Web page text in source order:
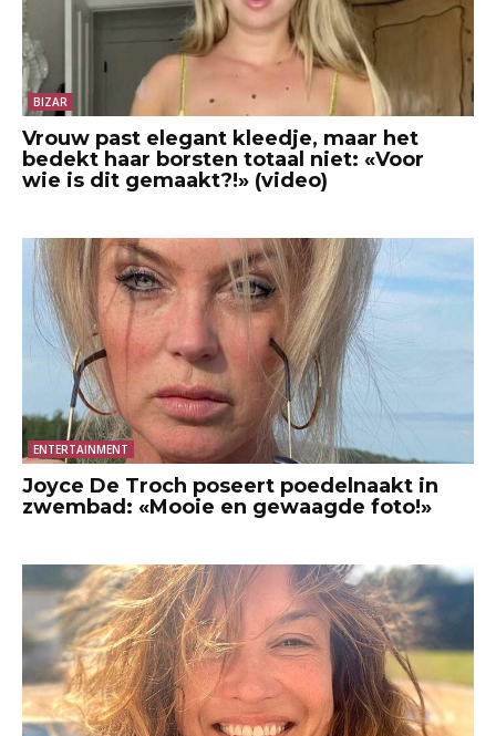
BIZAR
Vrouw past elegant kleedje, maar het
bedekt haar borsten totaal niet: «Voor
wie is dit gemaakt?!» (video)
ENTERTAINMENT
Joyce De Troch poseert poedelnaakt in
zwembad: «Mooie en gewaagde foto!»